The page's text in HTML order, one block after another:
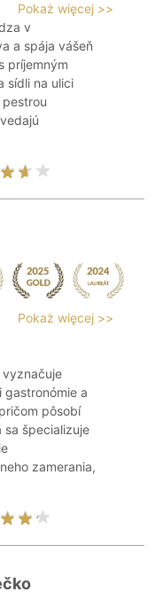
Pokaż więcej >>
v
a spája vášeň
príjemným
sídli na ulici
pestrou
Pokaż więcej >>
vyznačuje
a
pôsobí
sa špecializuje
zamerania,